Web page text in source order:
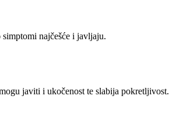
najčešće i javljaju.
javiti i ukočenost te slabija pokretljivost.